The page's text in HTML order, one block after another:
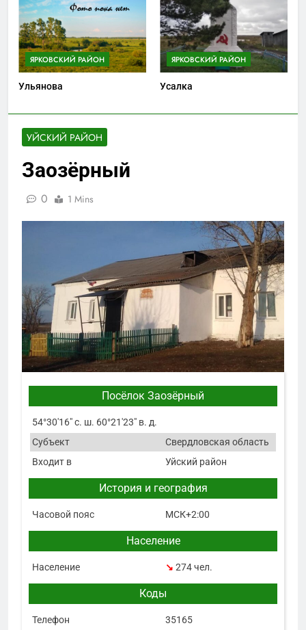
УЙСКИЙ РАЙОН
Заозёрный
0 1 Mins
Посёлок Заозёрный
54°30′16″ с. ш. 60°21′23″ в. д.
Субъект
Свердловская область
Входит в
Уйский район
История и география
Часовой пояс МСК+2:00
Население
Население ↘ 274 чел.
Коды
Телефон
35165
ЯРКОВСКИЙ РАЙОН
Ульянова
ЯРКОВСКИЙ РАЙОН
Усалка